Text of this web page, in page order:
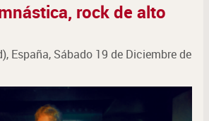
rock de alto
España, Sábado 19 de Diciembre de